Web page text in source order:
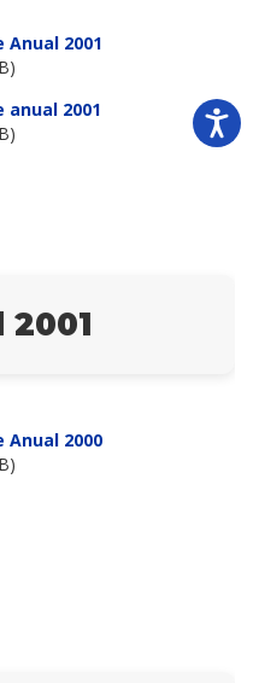
Anual 2001
anual 2001
Anual 2000